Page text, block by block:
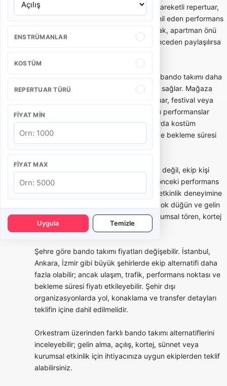
ENSTRÜMANLAR
KOSTÜM
REPERTUAR TÜRÜ
FIYAT MIN
FIYAT MAX
Uygula Temizle
enerjik giriş gibi anlarda tercih edilir. Hareketli repertuar,
oyun havaları ve davetlileri sürece dahil eden performans
tarzı bu kullanımda önemlidir. Dar sokak, apartman önü
veya açık alan gibi mekan detayları önceden paylaşılırsa
Açılış, kortej ve kurumsal etkinliklerde bando takımı daha
düzenli, ritimli ve dikkat çekici bir akış sağlar. Mağaza
açılışı, belediye etkinliği, okul töreni, fuar, festival veya
marka aktivasyonlarında kısa ve güçlü performanslar
tercih edilebilir. Bu tür organizasyonlarda kostüm
bütünlüğü, saat planı, yürüyüş rotası ve bekleme süresi
Bando takımı seçerken yalnızca fiyata değil, ekip kişi
sayısına, repertuar örneklerine, daha önceki performans
videolarına, kostüm seçeneklerine ve etkinlik deneyimine
bakmak gerekir. Bazı bandolar daha çok düğün ve gelin
alma odaklı çalışırken, bazı ekipler kurumsal tören, kortej
ve festival tecrübesiyle öne çıkar.
Şehre göre bando takımı fiyatları değişebilir. İstanbul,
Ankara, İzmir gibi büyük şehirlerde ekip alternatifi daha
fazla olabilir; ancak ulaşım, trafik, performans noktası ve
bekleme süresi fiyatı etkileyebilir. Şehir dışı
organizasyonlarda yol, konaklama ve transfer detayları
teklifin içine dahil edilmelidir.
Orkestram üzerinden farklı bando takımı alternatiflerini
inceleyebilir; gelin alma, açılış, kortej, sünnet veya
kurumsal etkinlik için ihtiyacınıza uygun ekiplerden teklif
alabilirsiniz.